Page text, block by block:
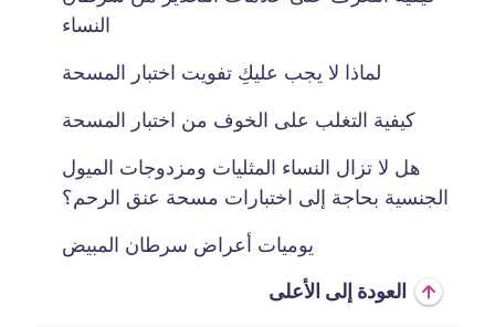
النساء
لماذا لا يجب عليكِ تفويت اختبار المسحة
كيفية التغلب على الخوف من اختبار المسحة
هل لا تزال النساء المثليات ومزدوجات الميول
الجنسية بحاجة إلى اختبارات مسحة عنق الرحم؟
يوميات أعراض سرطان المبيض
العودة إلى الأعلى